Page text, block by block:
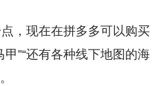
，现在在拼多多可以购买
”“还有各种线下地图的海